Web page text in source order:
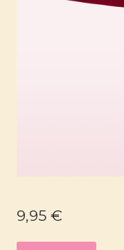
9,95 €